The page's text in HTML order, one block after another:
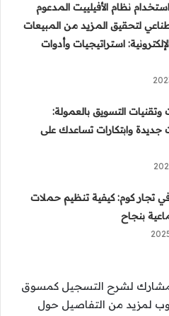
نظام الأفيلييت المدعوم
لتحقيق المزيد من المبيعات
استراتيجيات وأدوات
التسويق بالعمولة:
جديدة وابتكارات تساعدك على
في تجار كوم: كيفية تنظيم حملات
بنجاح
لشرح التسجيل كمسوق
لمزيد من التفاصيل حول